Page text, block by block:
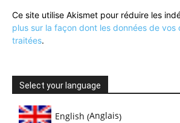
Ce site utilise Akismet pour réduire les
plus sur la façon dont les données de vos
traitées.
Select your language
English (Anglais)